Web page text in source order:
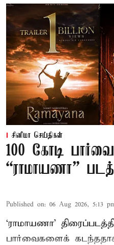
சினிமா செய்திகள்
100 கோடி
“ராமாயணா”
Published on: 06 Aug 2026, 5:13
‘ராமாயணா’
பார்வைகளைக்